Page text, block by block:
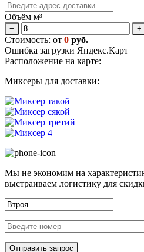
Объём м³
− +
Стоимость: от 0 руб.
Ошибка загрузки Яндекс.Карт
Расположение на карте:
Миксеры для доставки:
Мы не экономим на
выстраиваем логистику для